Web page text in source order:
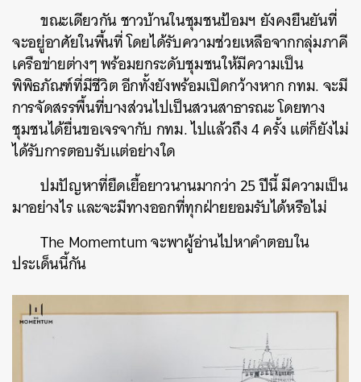
ขณะเดียวกัน ชาวบ้านในชุมชนป้อมฯ ยังคงยืนยันที่
จะอยู่อาศัยในพื้นที่ โดยได้รับความช่วยเหลือจากกลุ่มภาคี
เครือข่ายต่างๆ พร้อมยกระดับชุมชนให้มีความเป็น
พิพิธภัณฑ์ที่มีชีวิต อีกทั้งยังพร้อมเปิดกว้างหาก กทม. จะมี
การจัดสรรพื้นที่บางส่วนไปเป็นสวนสาธารณะ โดยทาง
ชุมชนได้ยื่นขอเจรจากับ กทม. ไปแล้วถึง 4 ครั้ง แต่ก็ยังไม่
ได้รับการตอบรับแต่อย่างใด
ปมปัญหาที่ยืดเยื้อยาวนานมากว่า 25 ปีนี้ มีความเป็น
มาอย่างไร และจะมีทางออกที่ทุกฝ่ายยอมรับได้หรือไม่
The Momemtum จะพาผู้อ่านไปหาคำตอบใน
ประเด็นนี้กัน